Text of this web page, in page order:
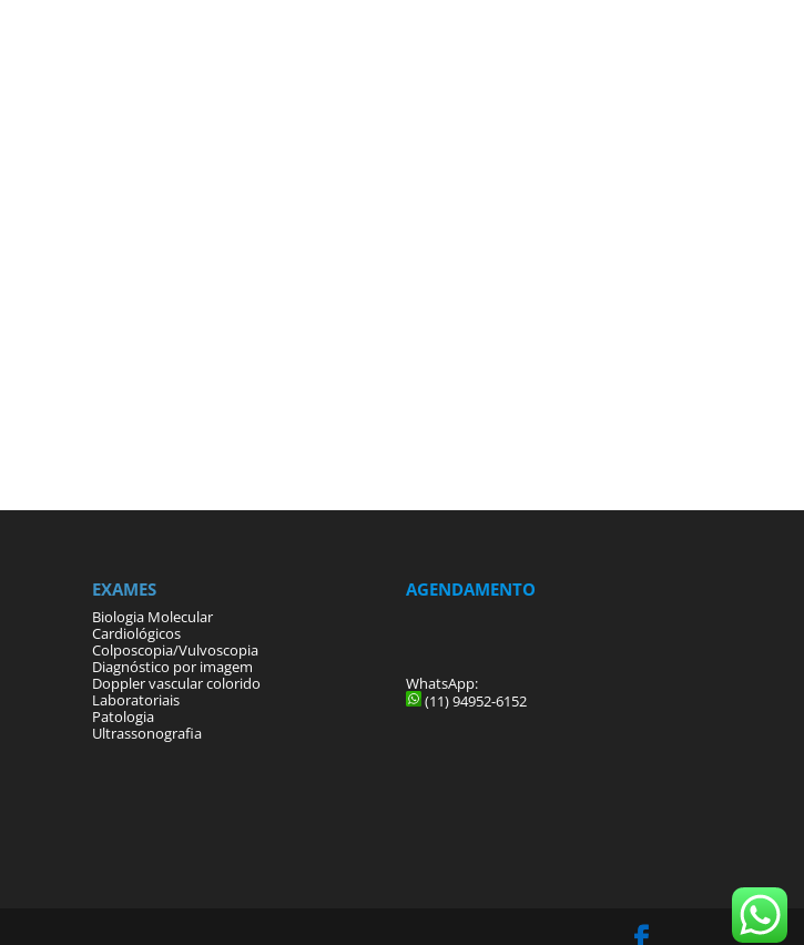
EXAMES
Biologia Molecular
Cardiológicos
Colposcopia/Vulvoscopia
Diagnóstico por imagem
Doppler vascular colorido
Laboratoriais
Patologia
Ultrassonografia
AGENDAMENTO
WhatsApp:
(11) 94952-6152